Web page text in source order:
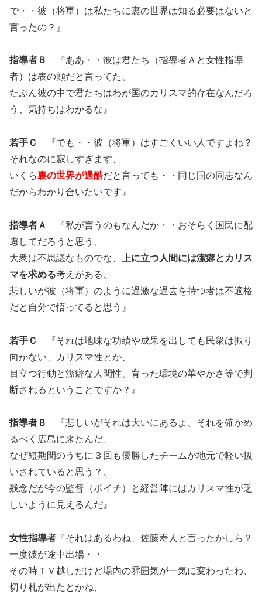
で・・彼（将軍）は私たちに裏の世界は知る必要はないと
言ったの？』
指導者Ｂ
『ああ・・彼は君たち（指導者Ａと女性指導
者）は表の顔だと言ってた、
たぶん彼の中で君たちはわが国のカリスマ的存在なんだろ
う、気持ちはわかるな』
若手Ｃ
『でも・・彼（将軍）はすごくいい人ですよね？
それなのに寂しすぎます、
いくら裏の世界が過酷だと言っても・・同じ国の同志なん
だからわかり合いたいです』
指導者Ａ
『私が言うのもなんだか・・おそらく国民に配
慮してだろうと思う、
大衆は不思議なものでな、
上に立つ人間には潔癖とカリス
マを求める考えがある、
悲しいが彼（将軍）のように過激な過去を持つ者は不適格
だと自分で悟ってると思う』
若手Ｃ
『それは地味な功績や成果を出しても民衆は振り
向かない、カリスマ性とか、
目立つ行動と潔癖な人間性、育った環境の華やかさ等で判
断されるということですか？』
指導者Ｂ
『悲しいがそれは大いにあるよ、それを確かめ
るべく広島に来たんだ、
なぜ短期間のうちに３回も優勝したチームが地元で軽い扱
いされていると思う？、
残念だが今の監督（ポイチ）と経営陣にはカリスマ性が乏
しいように見えるんだ』
女性指導者 『それはあるわね、佐藤寿人と言ったかしら？
一度彼が途中出場・・
その時ＴＶ越しだけど場内の雰囲気が一気に変わったわ、
切り札が出たとかね、